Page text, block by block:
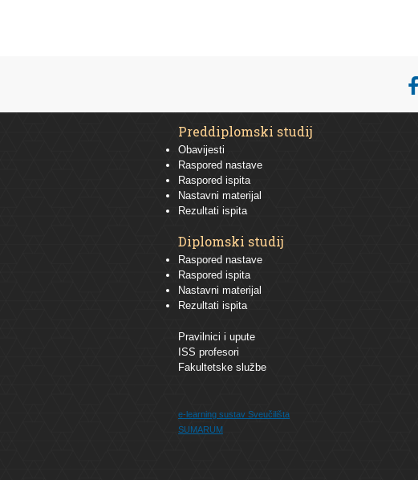
Preddiplomski studij
Obavijesti
Raspored nastave
Raspored ispita
Nastavni materijal
Rezultati ispita
Diplomski studij
Raspored nastave
Raspored ispita
Nastavni materijal
Rezultati ispita
Pravilnici i upute
ISS profesori
Fakultetske službe
e-learning sustav Sveučilišta
SUMARUM